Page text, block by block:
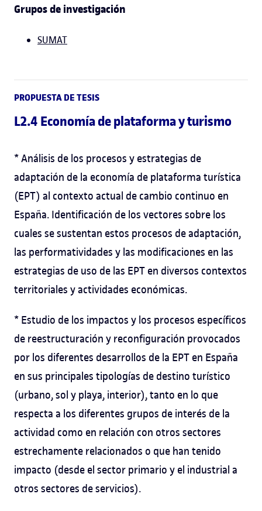
Grupos de investigación
SUMAT
PROPUESTA DE TESIS
L2.4 Economía de plataforma y turismo
* Análisis de los procesos y estrategias de
adaptación de la economía de plataforma turística
(EPT) al contexto actual de cambio continuo en
España. Identificación de los vectores sobre los
cuales se sustentan estos procesos de adaptación,
las performatividades y las modificaciones en las
estrategias de uso de las EPT en diversos contextos
territoriales y actividades económicas.
* Estudio de los impactos y los procesos específicos
de reestructuración y reconfiguración provocados
por los diferentes desarrollos de la EPT en España
en sus principales tipologías de destino turístico
(urbano, sol y playa, interior), tanto en lo que
respecta a los diferentes grupos de interés de la
actividad como en relación con otros sectores
estrechamente relacionados o que han tenido
impacto (desde el sector primario y el industrial a
otros sectores de servicios).